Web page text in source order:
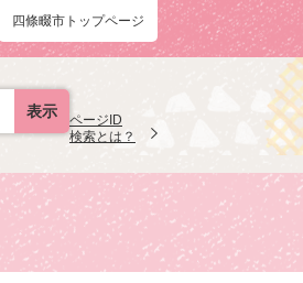
四條畷市トップページ
ページID
検索とは？
表示